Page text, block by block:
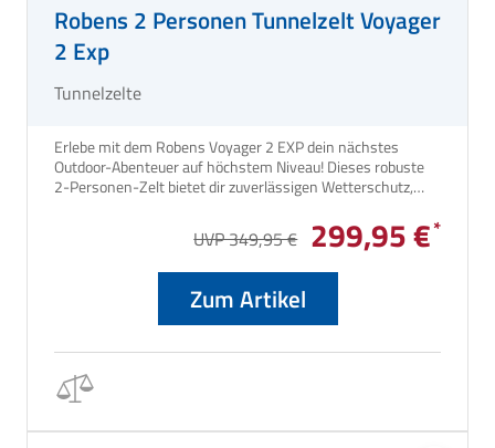
Robens 2 Personen Tunnelzelt Voyager
2 Exp
Tunnelzelte
Erlebe mit dem Robens Voyager 2 EXP dein nächstes
Outdoor-Abenteuer auf höchstem Niveau! Dieses robuste
2-Personen-Zelt bietet dir zuverlässigen Wetterschutz,
Gepäck - perfekt für Trekkingtouren, Bikepacking oder
Camping zu zweit. Dank leichter Materialien und kleinem
UVP 349,95 € 299,95 €
Zum Artikel